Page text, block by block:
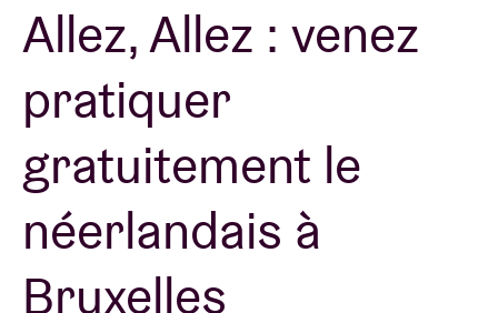
BRDCST
ABtv
Chèque-concert
À propos de l'AB
Contact
Allez, Allez : venez
pratiquer
gratuitement le
néerlandais à
Bruxelles